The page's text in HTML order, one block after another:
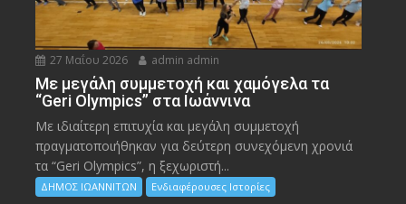
27 Μαΐου 2026 admin admin
Με μεγάλη συμμετοχή και χαμόγελα τα
“Geri Olympics” στα Ιωάννινα
Με ιδιαίτερη επιτυχία και μεγάλη συμμετοχή
πραγματοποιήθηκαν για δεύτερη συνεχόμενη χρονιά
τα “Geri Olympics”, η ξεχωριστή...
ΔΗΜΟΣ ΙΩΑΝΝΙΤΩΝ Ενδιαφέρουσες Ιστορίες